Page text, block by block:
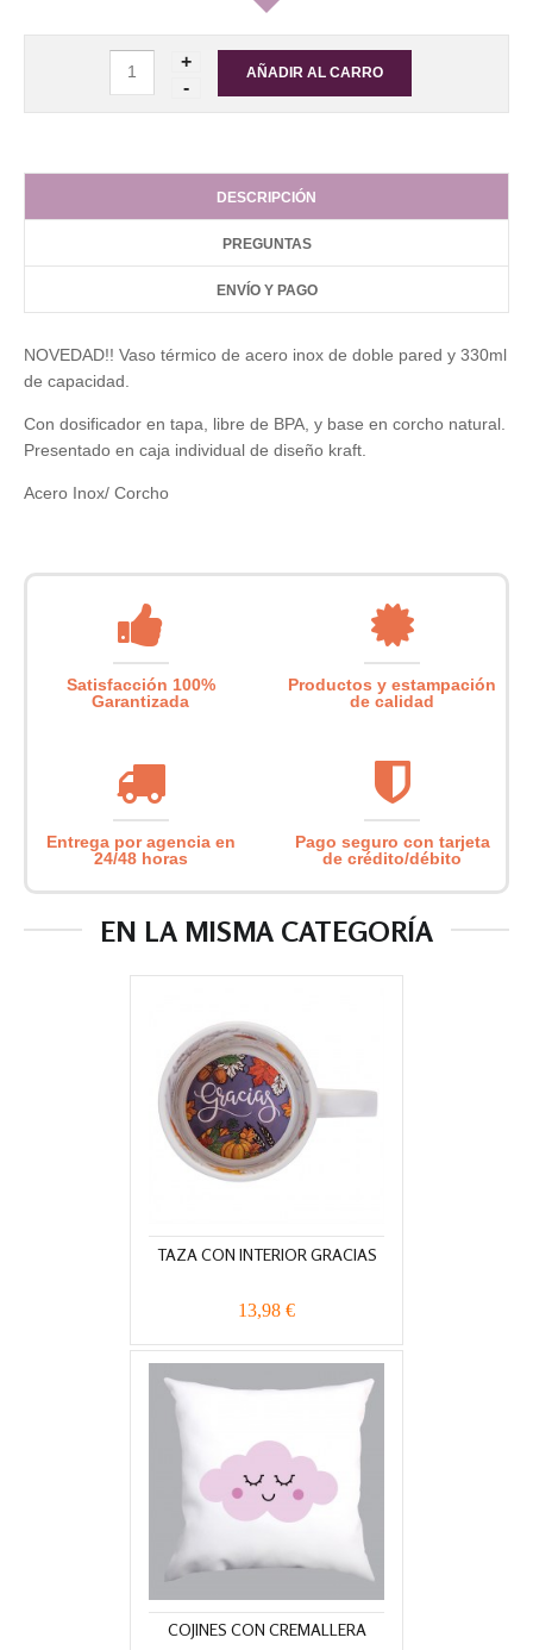
DESCRIPCIÓN
PREGUNTAS
ENVÍO Y PAGO
NOVEDAD!! Vaso térmico de acero inox de doble pared y 330ml
de capacidad.
Con dosificador en tapa, libre de BPA, y base en corcho natural.
Presentado en caja individual de diseño kraft.
Acero Inox/ Corcho
Satisfacción 100%
Garantizada
Productos y estampación
de calidad
Entrega por agencia en
24/48 horas
Pago seguro con tarjeta
de crédito/débito
EN LA MISMA CATEGORÍA
TAZA CON INTERIOR GRACIAS
13,98 €
COJINES CON CREMALLERA